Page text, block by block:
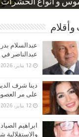
و أنواع الحشرات
بعد ارتفاع
نسبة الطلاق في
كاركاتيرية
كاركاتيرية
وأقلام
عبدالسلام
عبدالناصر
12 يناير، 2026
دينا شرف
على مر
12 يناير، 2026
ابراهيم